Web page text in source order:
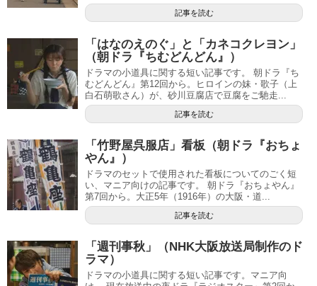
記事を読む
「はなのえのぐ」と「カネコクレヨン」
（朝ドラ『ちむどんどん』）
ドラマの小道具に関する短い記事です。 朝ドラ『ち
むどんどん』第12回から。ヒロインの妹・歌子（上
白石萌歌さん）が、砂川豆腐店で豆腐をご馳走...
記事を読む
「竹野屋呉服店」看板（朝ドラ『おちょ
やん』）
ドラマのセットで使用された看板についてのごく短
い、マニア向けの記事です。 朝ドラ『おちょやん』
第7回から。大正5年（1916年）の大阪・道...
記事を読む
「週刊事秋」（NHK大阪放送局制作のド
ラマ）
ドラマの小道具に関する短い記事です。マニア向